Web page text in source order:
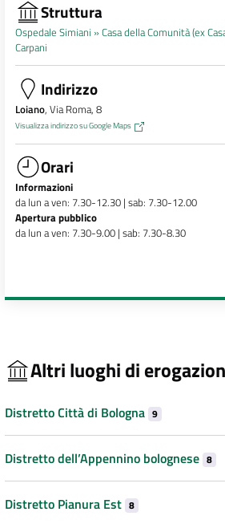
Struttura
Ospedale Simiani »Casa della Comunità (ex
Carpani
Indirizzo
Loiano, Via Roma, 8
Visualizza indirizzo su Google Maps
Orari
Informazioni
da lun a ven: 7.30-12.30 | sab: 7.30-12.00
Apertura pubblico
da lun a ven: 7.30-9.00 | sab: 7.30-8.30
Altri luoghi di
Distretto Città di Bologna 9
Distretto dell’Appennino bolognese 8
Distretto Pianura Est 8